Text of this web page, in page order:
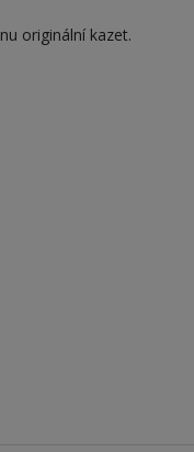
originální kazet.